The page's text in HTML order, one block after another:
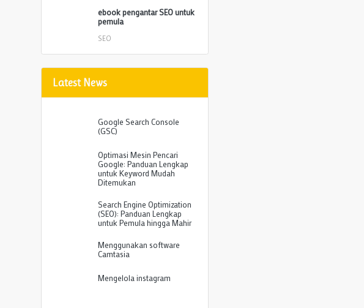
ebook pengantar SEO untuk
pemula
SEO
Latest News
Google Search Console
(GSC)
Optimasi Mesin Pencari
Google: Panduan Lengkap
untuk Keyword Mudah
Ditemukan
Search Engine Optimization
(SEO): Panduan Lengkap
untuk Pemula hingga Mahir
Menggunakan software
Camtasia
Mengelola instagram